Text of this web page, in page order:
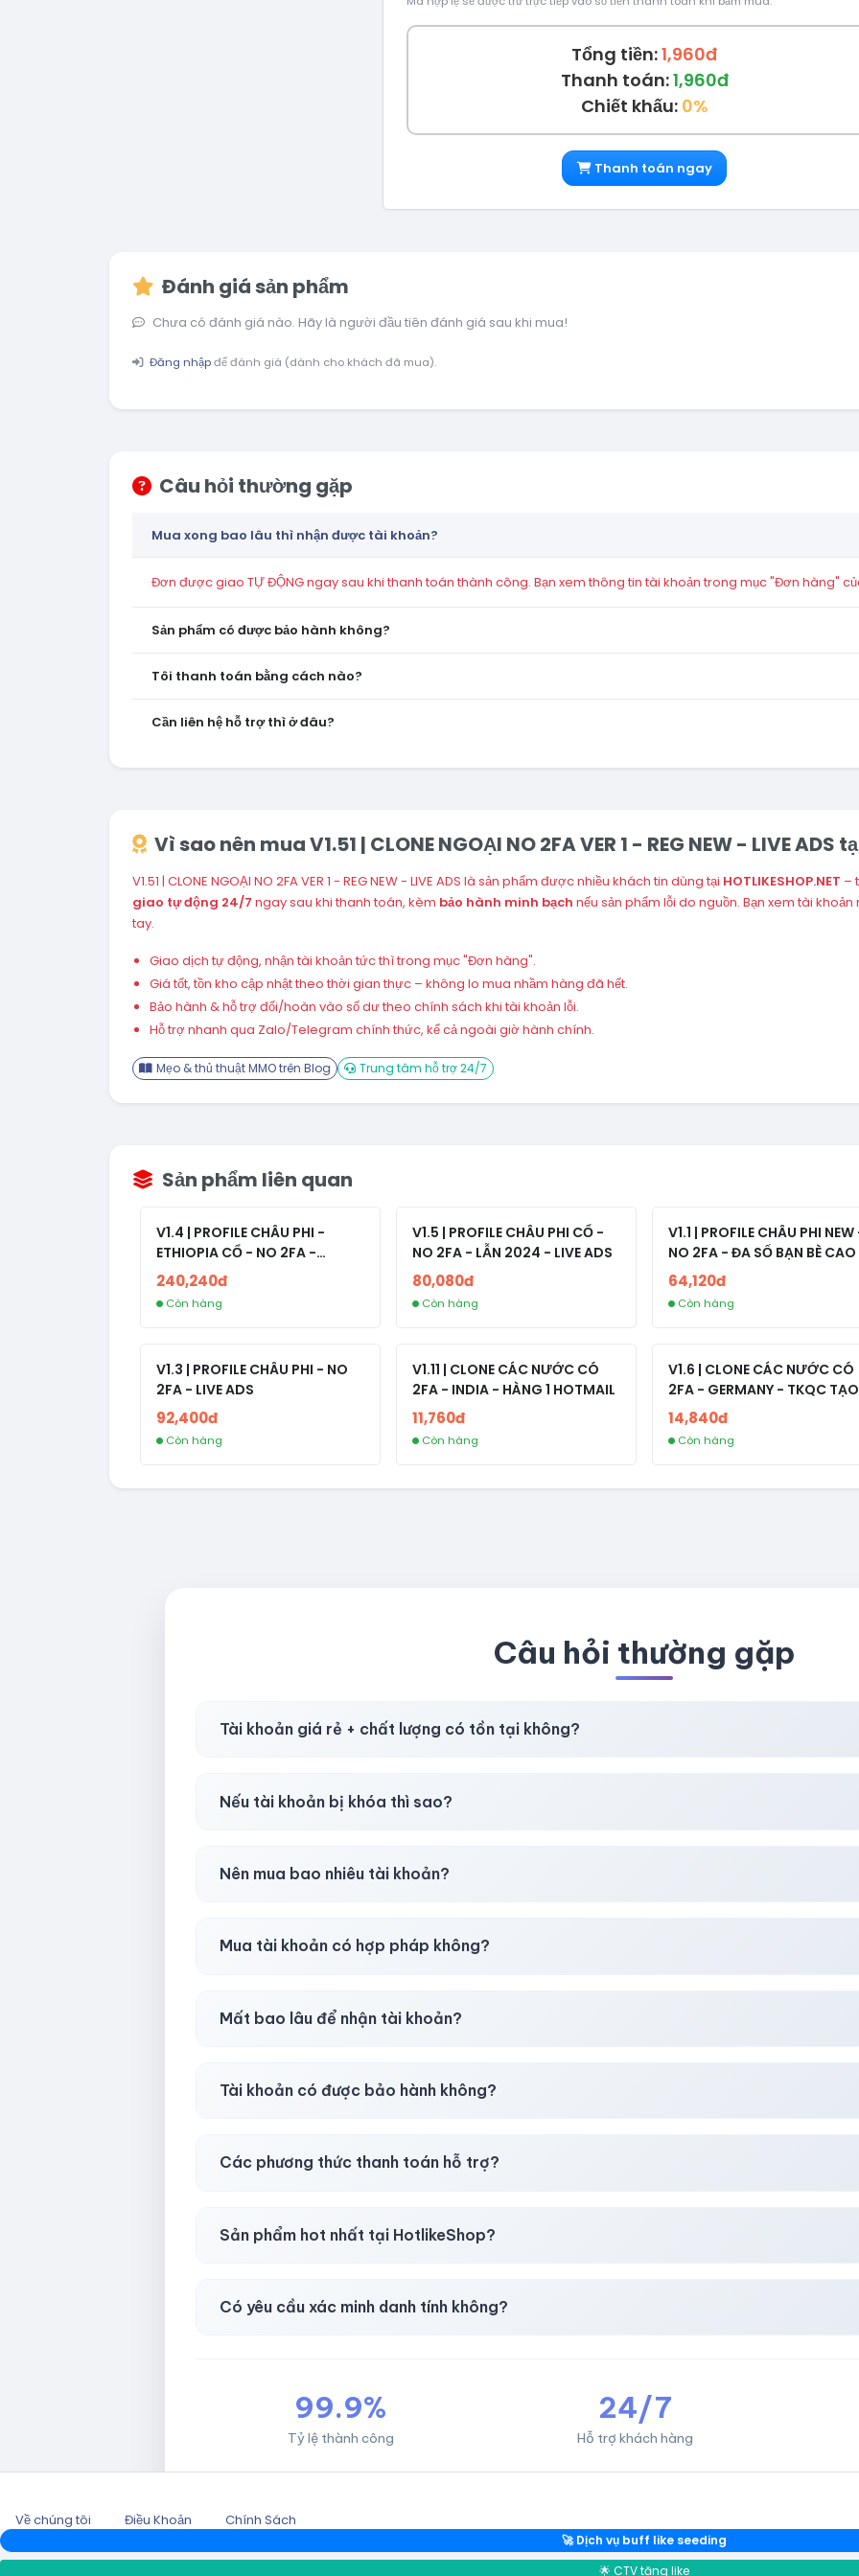
Tổng tiền:1,960đ
Thanh toán:1,960đ
Chiết khấu: 0%
Thanh toán ngay
Đánh giá sản phẩm
Chưa có đánh giá nào. Hãy là người đầu tiên đánh giá sau khi mua!
Đăng nhậpđể đánh giá (dành cho khách đã mua).
Câu hỏi thường gặp
Mua xong bao lâu thì nhận được tài khoản?
Đơn được giao TỰ ĐỘNG ngay sau khi thanh toán thành công. Bạn xem thông tin tài khoản trong mục "Đơn hàng"
Sản phẩm có được bảo hành không?
Tôi thanh toán bằng cách nào?
Cần liên hệ hỗ trợ thì ở đâu?
Vì sao nên mua V1.51 | CLONE NGOẠI NO 2FA VER 1 - REG NEW - LIVE ADS
V1.51 | CLONE NGOẠI NO 2FA VER 1 - REG NEW - LIVE ADS là sản phẩm được nhiều khách tin dùng tại HOTLIKESHOP.NET –
giao tự động 24/7 ngay sau khi thanh toán, kèm bảo hành minh bạch nếu sản phẩm lỗi do nguồn. Bạn xem tài
tay.
Giao dịch tự động, nhận tài khoản tức thì trong mục "Đơn hàng".
Giá tốt, tồn kho cập nhật theo thời gian thực – không lo mua nhầm hàng đã hết.
Bảo hành & hỗ trợ đổi/hoàn vào số dư theo chính sách khi tài khoản lỗi.
Hỗ trợ nhanh qua Zalo/Telegram chính thức, kể cả ngoài giờ hành chính.
Mẹo & thủ thuật MMO trên Blog Trung tâm hỗ trợ 24/7
Sản phẩm liên quan
V1.4 | PROFILE CHÂU PHI -
ETHIOPIA CỔ - NO 2FA -
RANDOM BẠN BÈ
240,240đ
Còn hàng
V1.5 | PROFILE CHÂU PHI CỔ -
NO 2FA - LẪN 2024 - LIVE ADS
80,080đ
Còn hàng
V1.1 | PROFILE CHÂU PHI
NO 2FA - ĐA SỐ BẠN BÈ CAO
64,120đ
Còn hàng
V1.3 | PROFILE CHÂU PHI - NO
2FA - LIVE ADS
92,400đ
Còn hàng
V1.11 | CLONE CÁC NƯỚC CÓ
2FA - INDIA - HÀNG 1 HOTMAIL
11,760đ
Còn hàng
V1.6 | CLONE CÁC NƯỚC CÓ
2FA - GERMANY - TKQC TẠO
TRÊN 3 NGÀY - LIVE ADS -
fviainboxes.com - CLONE
NEW KHÔNG BẢO HÀNH
14,840đ
Còn hàng
Về chúng tôi Điều Khoản
Chính Sách
Câu hỏi thường gặp
Tài khoản giá rẻ + chất lượng có tồn tại không?
Nếu tài khoản bị khóa thì sao?
Nên mua bao nhiêu tài khoản?
Mua tài khoản có hợp pháp không?
Mất bao lâu để nhận tài khoản?
Tài khoản có được bảo hành không?
Các phương thức thanh toán hỗ trợ?
Sản phẩm hot nhất tại HotlikeShop?
Có yêu cầu xác minh danh tính không?
99.9%
Tỷ lệ thành công
24/7
Hỗ trợ khách hàng
🚀 Dịch vụ buff like seeding
🌟 CTV tăng like